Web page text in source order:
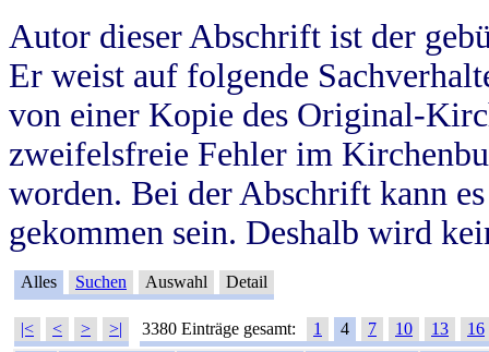
Autor dieser Abschrift ist der
Er weist auf folgende
von einer Kopie des Original-
zweifelsfreie Fehler im
worden. Bei der Abschrift kann
gekommen sein. Deshalb wird
Alles Suchen Auswahl Detail
|< < > >| 3380 Einträge gesamt: 1 4 7 10 13
16